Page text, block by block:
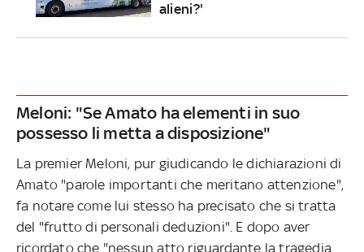
alieni?'
Meloni: "Se Amato ha elementi in suo
possesso li metta a disposizione"
La premier Meloni, pur giudicando le dichiarazioni di
Amato "parole importanti che meritano attenzione",
fa notare come lui stesso ha precisato che si tratta
del "frutto di personali deduzioni". E dopo aver
ricordato che "nessun atto riguardante la tragedia